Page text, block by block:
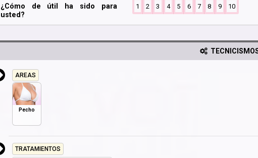
¿Cómo de útil ha sido para
usted?
1 2 3 4 5 6 7 8 9 10
AREAS
Pecho
TRATAMIENTOS